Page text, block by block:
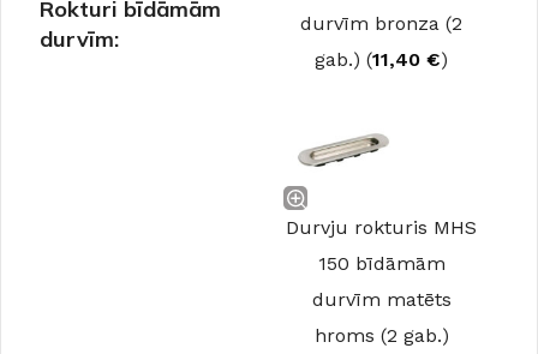
Rokturi bīdāmām
durvīm:
durvīm bronza (2
gab.) (11,40 €)
Durvju rokturis MHS
150 bīdāmām
durvīm matēts
hroms (2 gab.)